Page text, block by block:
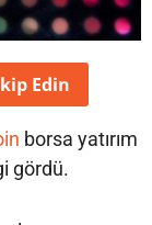
Edin
borsa yatırım
gördü.